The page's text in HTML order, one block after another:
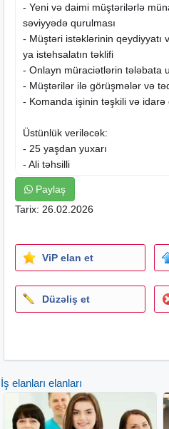
- Yeni və daimi müştərilərlə
səviyyədə qurulması
- Müştəri istəklərinin qeydiyyatı
ya istehsalatın təklifi
- Onlayn müraciətlərin tələbata
- Müştərilər ilə görüşmələr və
- Komanda işinin təşkili və idarə
Üstünlük veriləcək:
- 25 yaşdan yuxarı
- Ali təhsilli
- Ən az 2 il təcrübə
- Azərbaycan dilində səlis
- Nizam-intizamlı və məsuliyyətli
rəftar etmək bacarığı
- İctimayətlə əlaqələrin
tətbiqi
- Tanıtım işlərində həvəsli,
olmaq.
Paylaş
Tarix: 26.02.2026
ViP elan et
Düzəliş et
İş elanları elanları